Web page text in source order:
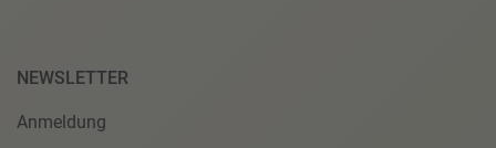
NEWSLETTER
Anmeldung